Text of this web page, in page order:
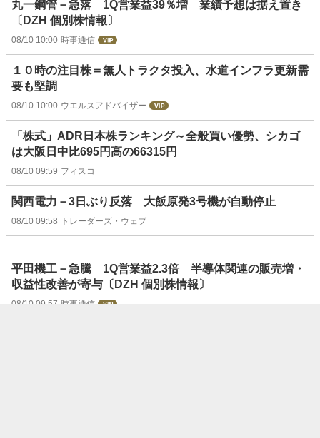
丸一鋼管－急落 1Q営業益39％増 業績予想は据え置き
〔DZH 個別株情報〕
08/10 10:00 時事通信
１０時の注目株＝無人トラクタ投入、水道インフラ更新需
要も堅調
08/10 10:00 ウエルスアドバイザー
「株式」ADR日本株ランキング～全般買い優勢、シカゴ
は大阪日中比695円高の66315円
08/10 09:59 フィスコ
関西電力－3日ぶり反落 大飯原発3号機が自動停止
08/10 09:58 トレーダーズ・ウェブ
平田機工－急騰 1Q営業益2.3倍 半導体関連の販売増・
収益性改善が寄与〔DZH 個別株情報〕
08/10 09:57 時事通信